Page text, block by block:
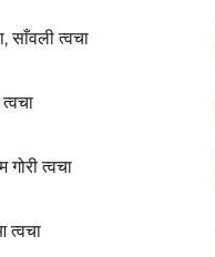
साँवली त्वचा
गोरी त्वचा
त्वचा